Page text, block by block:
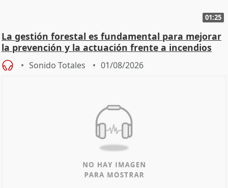
01:25
La gestión forestal es fundamental para mejorar
la prevención y la actuación frente a incendios
Sonido Totales 01/08/2026